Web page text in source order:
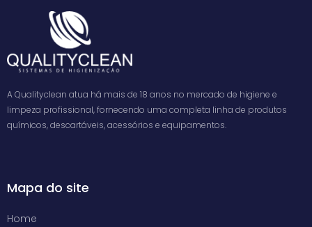
A Qualityclean atua há mais de 18 anos no mercado de higiene e
limpeza profissional, fornecendo uma completa linha de produtos
químicos, descartáveis, acessórios e equipamentos.
Mapa do site
Home